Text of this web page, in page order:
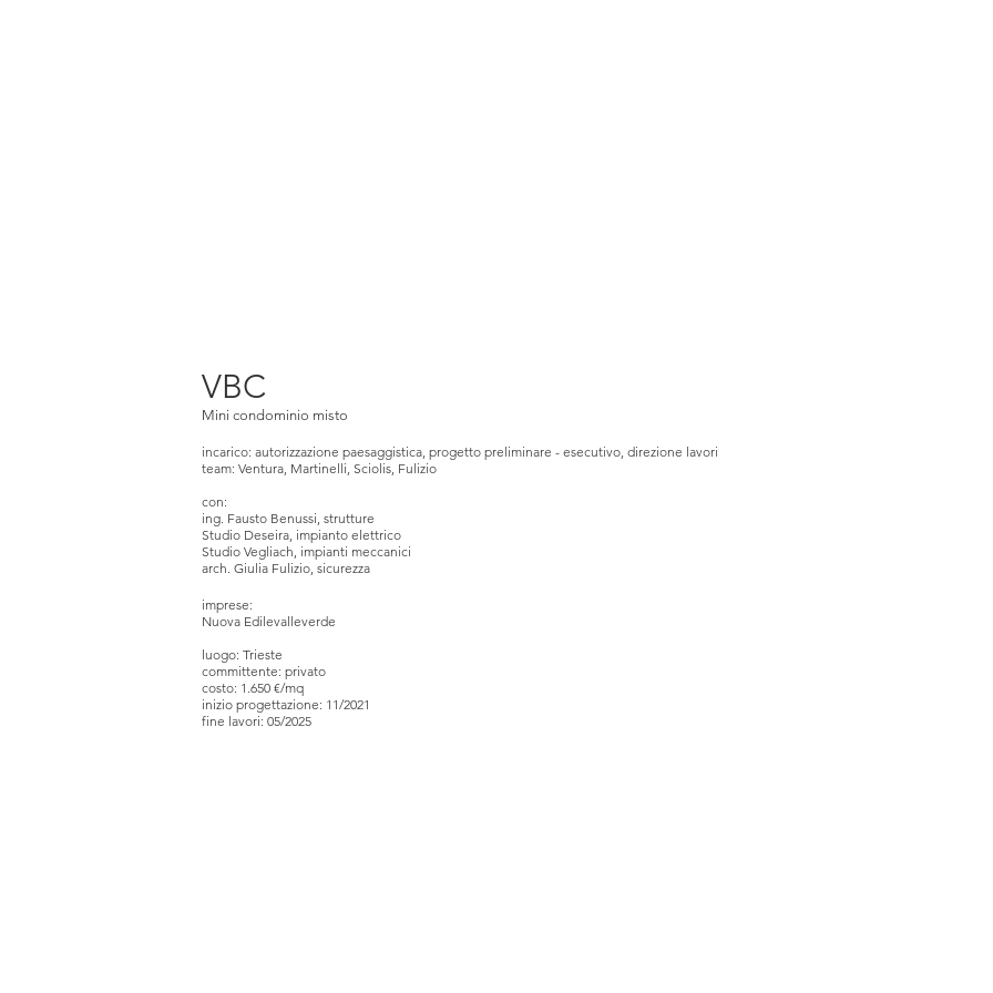
VBC
Mini condominio misto
incarico: autorizzazione paesaggistica, progetto preliminare - esecutivo, direzione lavori
team: Ventura, Martinelli, Sciolis, Fulizio
con:
ing. Fausto Benussi, strutture
Studio Deseira, impianto elettrico
Studio Vegliach, impianti meccanici
arch. Giulia Fulizio, sicurezza
imprese:
Nuova Edilevalleverde
luogo: Trieste
committente: privato
costo: 1.650 €/mq
inizio progettazione: 11/2021
fine lavori: 05/2025